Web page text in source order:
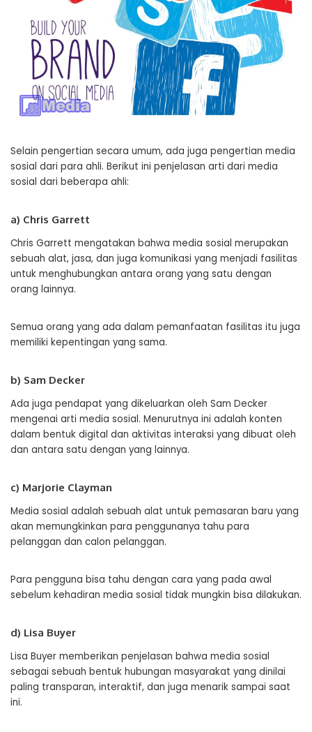
Selain pengertian secara umum, ada juga pengertian media
sosial dari para ahli. Berikut ini penjelasan arti dari media
sosial dari beberapa ahli:
a) Chris Garrett
Chris Garrett mengatakan bahwa media sosial merupakan
sebuah alat, jasa, dan juga komunikasi yang menjadi fasilitas
untuk menghubungkan antara orang yang satu dengan
orang lainnya.
Semua orang yang ada dalam pemanfaatan fasilitas itu juga
memiliki kepentingan yang sama.
b) Sam Decker
Ada juga pendapat yang dikeluarkan oleh Sam Decker
mengenai arti media sosial. Menurutnya ini adalah konten
dalam bentuk digital dan aktivitas interaksi yang dibuat oleh
dan antara satu dengan yang lainnya.
c) Marjorie Clayman
Media sosial adalah sebuah alat untuk pemasaran baru yang
akan memungkinkan para penggunanya tahu para
pelanggan dan calon pelanggan.
Para pengguna bisa tahu dengan cara yang pada awal
sebelum kehadiran media sosial tidak mungkin bisa dilakukan.
d) Lisa Buyer
Lisa Buyer memberikan penjelasan bahwa media sosial
sebagai sebuah bentuk hubungan masyarakat yang dinilai
paling transparan, interaktif, dan juga menarik sampai saat
ini.